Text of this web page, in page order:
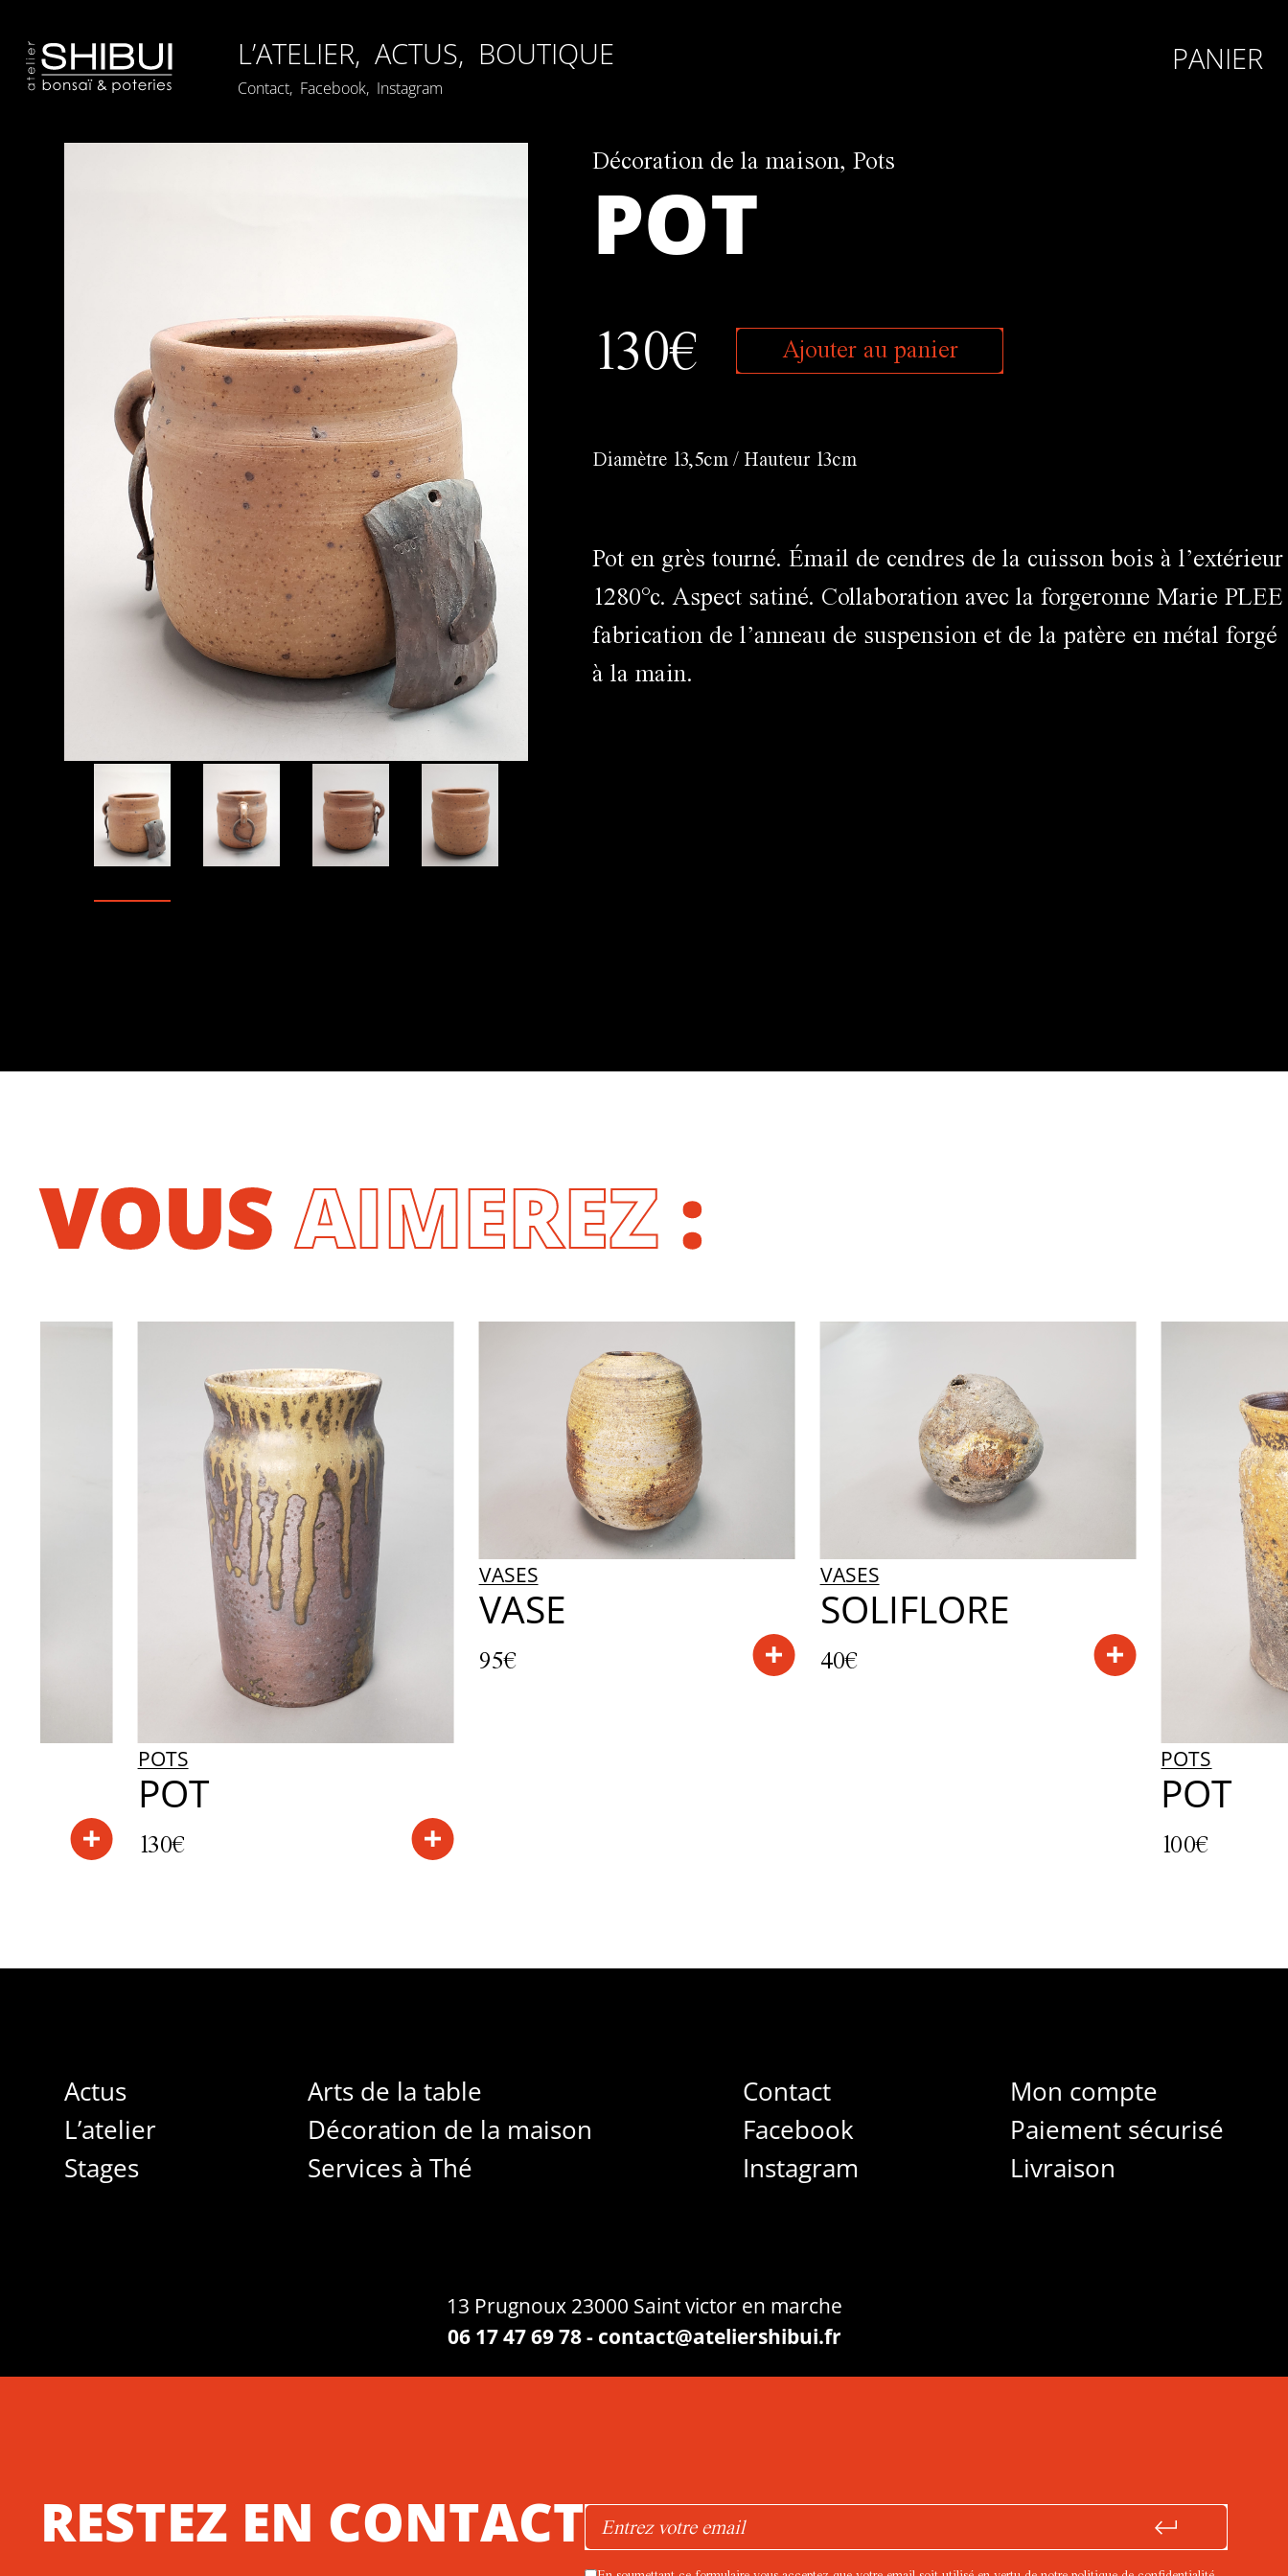
L’ATELIER, ACTUS, BOUTIQUE
Contact, Facebook, Instagram
PANIER
Décoration de la maison, Pots
POT
130€ Ajouter au panier
Diamètre 13,5cm / Hauteur 13cm
Pot en grès tourné. Émail de cendres de la cuisson bois à l’extérieur
1280°c. Aspect satiné. Collaboration avec la forgeronne Marie PLEE
fabrication de l’anneau de suspension et de la patère en métal forgé
à la main.
VOUSAIMEREZ :
POTS
POT
130€
VASES
VASE
VASES
SOLIFLORE
40€
POTS
POT
100€
Actus
L’atelier
Stages
Arts de la table
Décoration de la maison
Services à Thé
Contact
Facebook
Instagram
Mon compte
Paiement sécurisé
Livraison
13 Prugnoux 23000 Saint victor en marche
06 17 47 69 78 - contact@ateliershibui.fr
RESTEZ EN CONTACT Veuillez laisser ce champ vide.